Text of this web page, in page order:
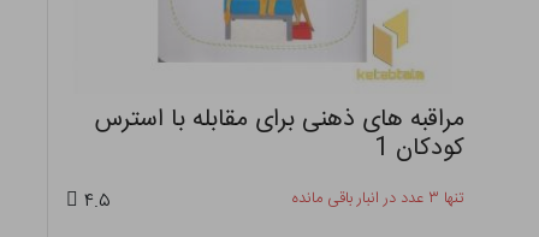
مراقبه های ذهنی برای مقابله با استرس
کودکان 1
تنها ۳ عدد در انبار باقی مانده ۴.۵